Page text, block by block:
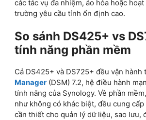
các tác vụ đa nhiệm, ảo hóa hoặc
trường yêu cầu tính ổn định cao.
So sánh DS425+ vs
tính năng phần mềm
Cả DS425+ và DS725+ đều vận hành
Manager (DSM) 7.2, hệ điều hành
tính năng của Synology. Về phần
như không có khác biệt, đều cung
cần thiết cho quản lý dữ liệu, sao lưu,